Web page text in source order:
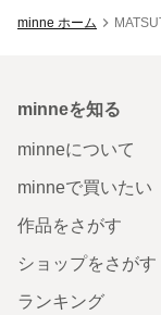
minne ホーム
minneを知る
minneについて
minneで買いたい
作品をさがす
ショップをさがす
ランキング